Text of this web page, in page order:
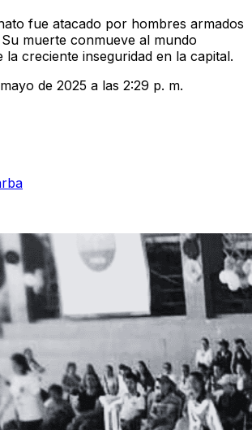
fue atacado por hombres armados
muerte conmueve al mundo
la creciente inseguridad en la capital.
de 2025 a las 2:29 p. m.